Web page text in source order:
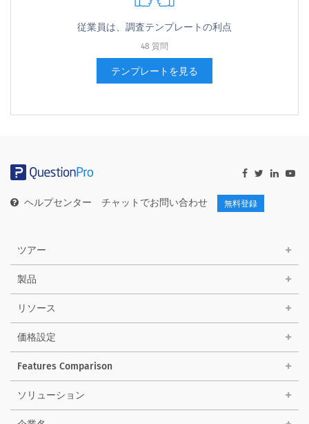
従業員は、調査テンプレートの利点
48 質問
テンプレートを見る
ヘルプセンター チャットでお問い合わせ 無料登録
ツアー
製品
リソース
価格設定
Features Comparison
ソリューション